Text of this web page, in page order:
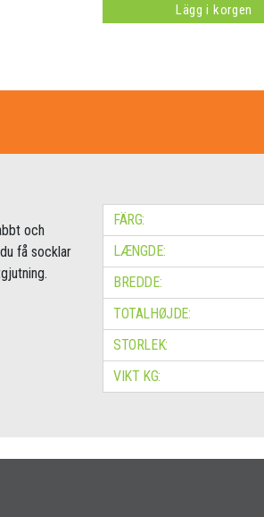
Lägg i korgen
och
få socklar
FÄRG:
LÆNGDE:
BREDDE:
TOTALHØJDE:
STORLEK:
VIKT KG: